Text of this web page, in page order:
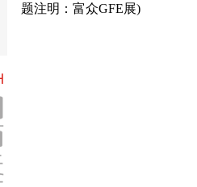
题注明：富众GFE展)